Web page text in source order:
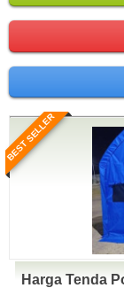
BEST SELLER
Harga Tenda